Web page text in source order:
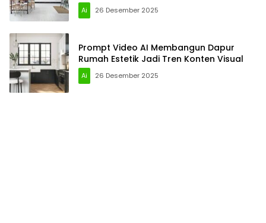
Ai 26 Desember 2025
Prompt Video AI Membangun Dapur
Rumah Estetik Jadi Tren Konten Visual
Ai 26 Desember 2025